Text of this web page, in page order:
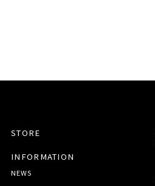
STORE
INFORMATION
NEWS